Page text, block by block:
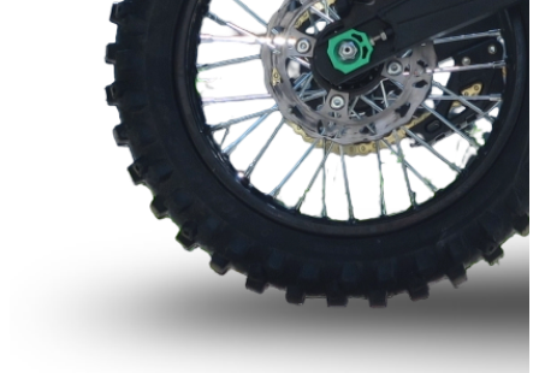
Сообщить о наличии
Способы оплаты
Наличными курьеру